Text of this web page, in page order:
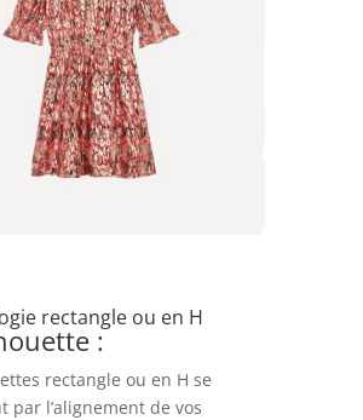
rectangle ou en H
:
rectangle ou en H se
par l’alignement de vos